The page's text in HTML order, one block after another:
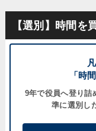
【選別】時間を
「時
9年で役員へ登り詰
準に選別し